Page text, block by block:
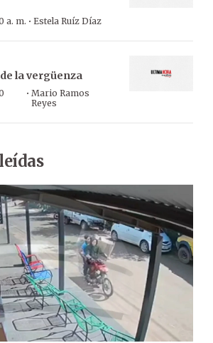
a. m. · Estela Ruíz Díaz
la vergüenza
· Mario Ramos
Reyes